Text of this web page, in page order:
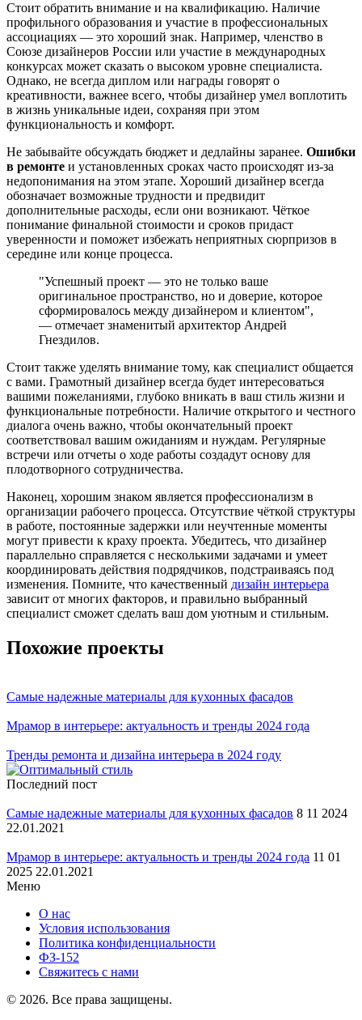
Стоит обратить внимание и на квалификацию. Наличие
профильного образования и участие в профессиональных
ассоциациях — это хороший знак. Например, членство в
Союзе дизайнеров России или участие в международных
конкурсах может сказать о высоком уровне специалиста.
Однако, не всегда диплом или награды говорят о
креативности, важнее всего, чтобы дизайнер умел воплотить
в жизнь уникальные идеи, сохраняя при этом
функциональность и комфорт.
Не забывайте обсуждать бюджет и дедлайны заранее. Ошибки
в ремонте и установленных сроках часто происходят из-за
недопонимания на этом этапе. Хороший дизайнер всегда
обозначает возможные трудности и предвидит
дополнительные расходы, если они возникают. Чёткое
понимание финальной стоимости и сроков придаст
уверенности и поможет избежать неприятных сюрпризов в
середине или конце процесса.
"Успешный проект — это не только ваше
оригинальное пространство, но и доверие, которое
сформировалось между дизайнером и клиентом",
— отмечает знаменитый архитектор Андрей
Гнездилов.
Стоит также уделять внимание тому, как специалист общается
с вами. Грамотный дизайнер всегда будет интересоваться
вашими пожеланиями, глубоко вникать в ваш стиль жизни и
функциональные потребности. Наличие открытого и честного
диалога очень важно, чтобы окончательный проект
соответствовал вашим ожиданиям и нуждам. Регулярные
встречи или отчеты о ходе работы создадут основу для
плодотворного сотрудничества.
Наконец, хорошим знаком является профессионализм в
организации рабочего процесса. Отсутствие чёткой структуры
в работе, постоянные задержки или неучтенные моменты
могут привести к краху проекта. Убедитесь, что дизайнер
параллельно справляется с несколькими задачами и умеет
координировать действия подрядчиков, подстраиваясь под
изменения. Помните, что качественный дизайн интерьера
зависит от многих факторов, и правильно выбранный
специалист сможет сделать ваш дом уютным и стильным.
Похожие проекты
Самые надежные материалы для кухонных фасадов
Мрамор в интерьере: актуальность и тренды 2024 года
Тренды ремонта и дизайна интерьера в 2024 году
Последний пост
Самые надежные материалы для кухонных фасадов 8 11 2024
22.01.2021
Мрамор в интерьере: актуальность и тренды 2024 года 11 01
2025 22.01.2021
Меню
О нас
Условия использования
Политика конфиденциальности
ФЗ-152
Свяжитесь с нами
© 2026. Все права защищены.